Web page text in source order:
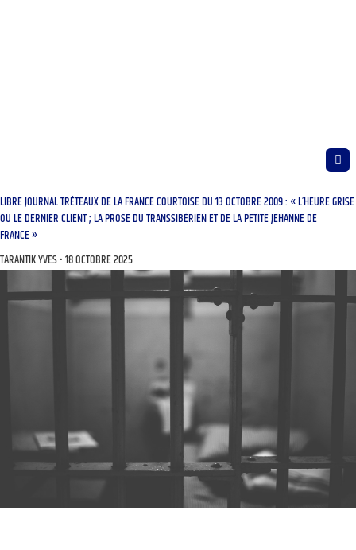
LIBRE JOURNAL TRÉTEAUX DE LA FRANCE COURTOISE DU 13 OCTOBRE 2009 : « L’HEURE GRISE
OU LE DERNIER CLIENT ; LA PROSE DU TRANSSIBÉRIEN ET DE LA PETITE JEHANNE DE
FRANCE »
TARANTIK YVES 18 OCTOBRE 2025